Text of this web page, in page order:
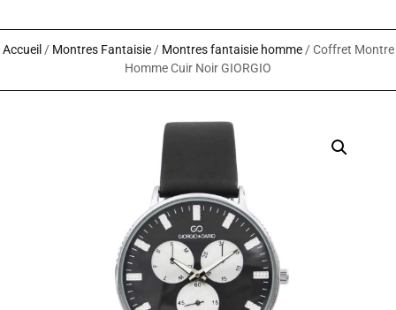
Accueil / Montres Fantaisie/ Montres fantaisie homme/ Coffret Montre
Homme Cuir Noir GIORGIO